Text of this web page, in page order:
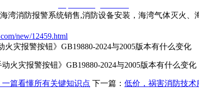
消防报警系统销售,消防设备安装，海湾气体灭火、
new/12459.html
火灾报警按钮》GB19880-2024与2005版本有什么变化
火灾报警按钮》GB19880-2024与2005版本有什么变化
篇看懂所有关键知识点 下一篇： 低价，祸害消防技术